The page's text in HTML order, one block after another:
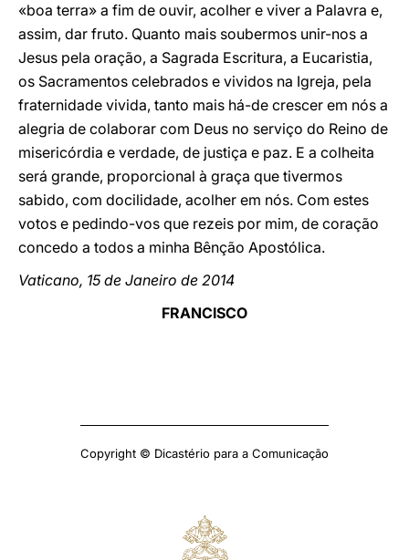
«boa terra» a fim de ouvir, acolher e viver a Palavra e,
assim, dar fruto. Quanto mais soubermos unir-nos a
Jesus pela oração, a Sagrada Escritura, a Eucaristia,
os Sacramentos celebrados e vividos na Igreja, pela
fraternidade vivida, tanto mais há-de crescer em nós a
alegria de colaborar com Deus no serviço do Reino de
misericórdia e verdade, de justiça e paz. E a colheita
será grande, proporcional à graça que tivermos
sabido, com docilidade, acolher em nós. Com estes
votos e pedindo-vos que rezeis por mim, de coração
concedo a todos a minha Bênção Apostólica.
Vaticano, 15 de Janeiro de 2014
FRANCISCO
Copyright © Dicastério para a Comunicação